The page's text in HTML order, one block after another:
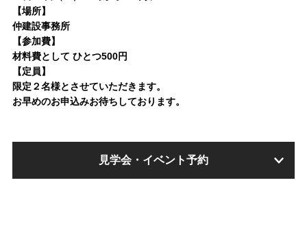
【場所】
仲建設事務所
【参加費】
材料費として ひとつ500円
【定員】
限定２名様とさせていただきます。
お早めのお申込みお待ちしております。
見学会・イベント予約